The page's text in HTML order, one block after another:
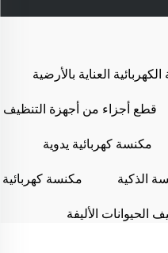
العناية بالأرضية
قطع أجزاء من أجهزة التنظيف
مكنسة كهربائية يدوية
الذكية
مكنسة كهربائية
الحيوانات الأليفة